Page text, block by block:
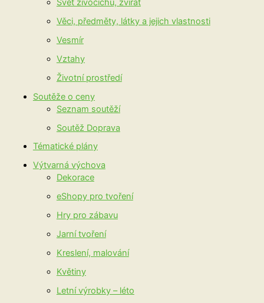
Svět živočichů, zvířat
Věci, předměty, látky a jejich vlastnosti
Vesmír
Vztahy
Životní prostředí
Soutěže o ceny
Seznam soutěží
Soutěž Doprava
Tématické plány
Výtvarná výchova
Dekorace
eShopy pro tvoření
Hry pro zábavu
Jarní tvoření
Kreslení, malování
Květiny
Letní výrobky – léto